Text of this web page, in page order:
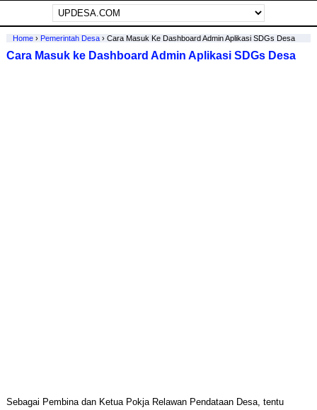
Home› Pemerintah Desa› Cara Masuk Ke Dashboard Admin Aplikasi SDGs Desa
Cara Masuk ke Dashboard Admin Aplikasi SDGs Desa
Sebagai Pembina dan Ketua Pokja Relawan Pendataan Desa, tentu